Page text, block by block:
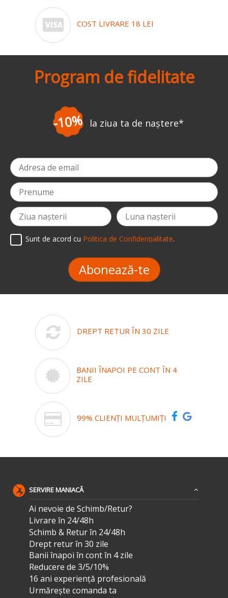
COST LIVRARE 18 LEI
Program de fidelitate
-3% la prima comandă
Sunt de acord cu Politica de Confidențialitate.
Abonează-te
DREPT RETUR ÎN 30 ZILE
BANII ÎNAPOI PE CONT ÎN 4
ZILE
99% CLIENȚI MULȚUMIȚI
SERVIRE MANIACĂ
Ai nevoie de Schimb/Retur?
Livrare în 24/48h
Schimb & Retur în 24/48h
Drept retur în 30 zile
Banii înapoi în cont în 4 zile
Reducere de 3/5/10%
16 ani experiență profesională
Urmărește comanda ta